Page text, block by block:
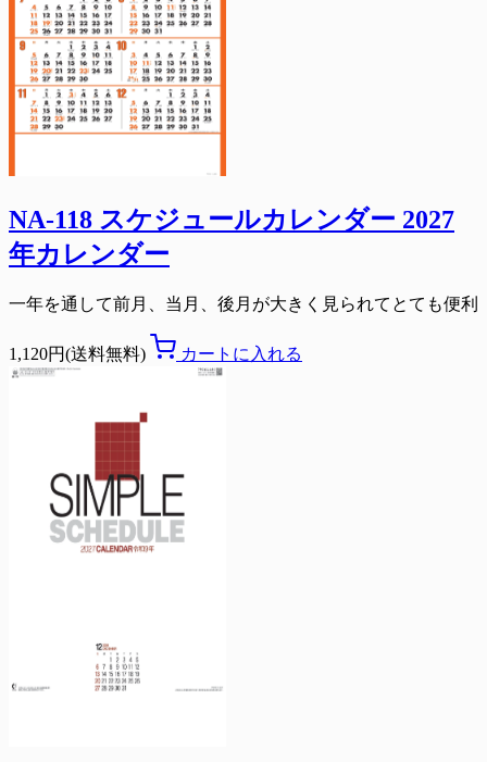
NA-118 スケジュールカレンダー 2027
年カレンダー
一年を通して前月、当月、後月が大きく見られてとても便利
1,120円(送料無料) カートに入れる